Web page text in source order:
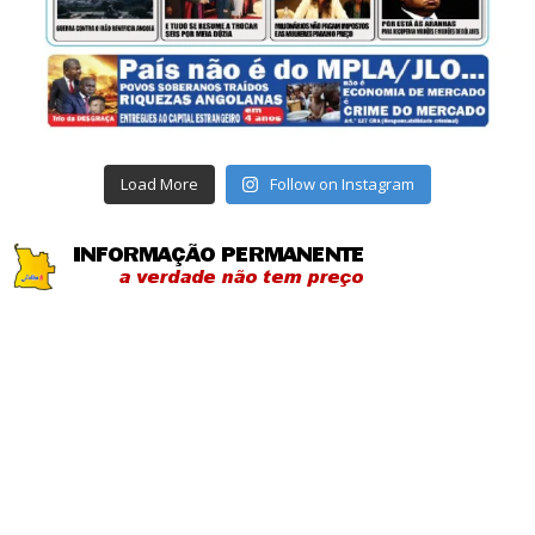
Load More Follow on Instagram